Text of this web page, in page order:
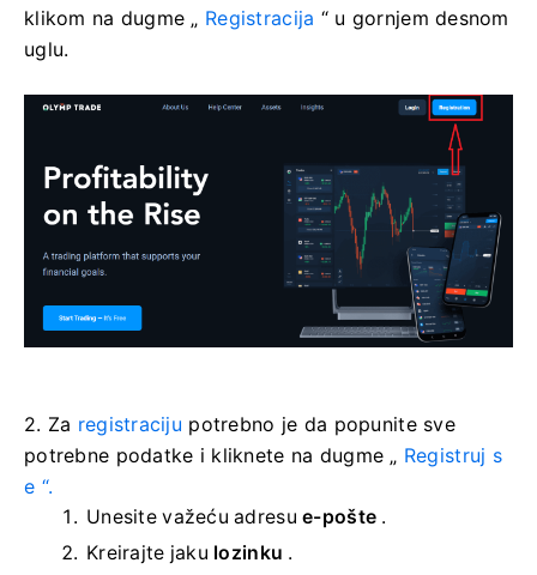
klikom na dugme „ Registracija “ u gornjem desnom
uglu.
2. Za registraciju potrebno je da popunite sve
potrebne podatke i kliknete na dugme „ Registruj s
e “.
Unesite važeću adresue-pošte .
Kreirajte jaku lozinku .